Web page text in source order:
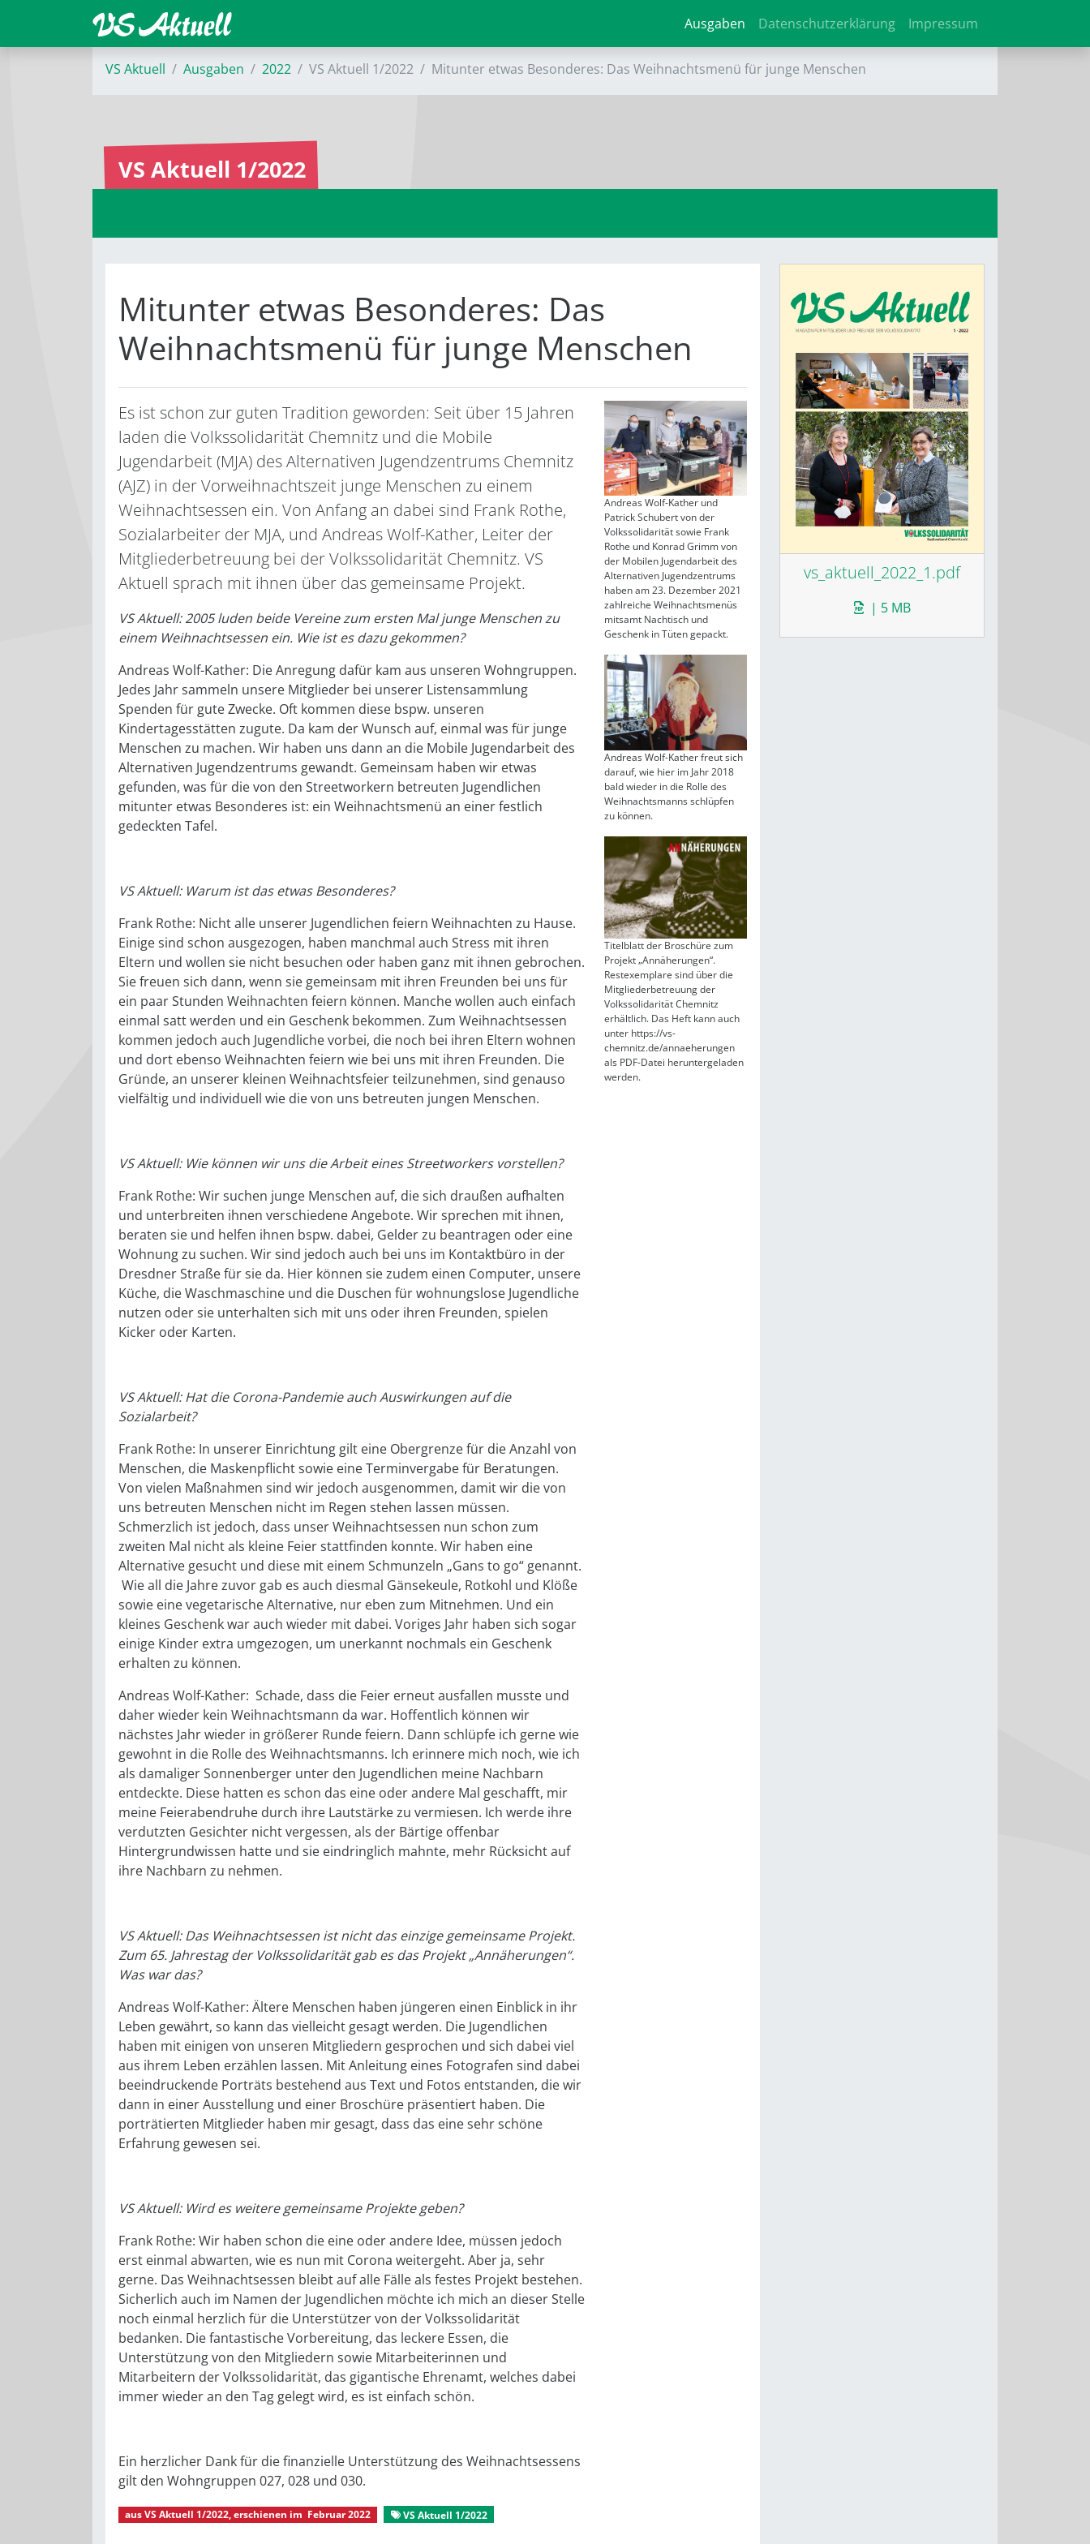
Ausgaben Datenschutzerklärung Impressum
VS Aktuell Ausgaben 2022 VS Aktuell 1/2022 Mitunter etwas Besonderes: Das Weihnachtsmenü für junge Menschen
VS Aktuell 1/2022
vs_aktuell_2022_1.pdf
| 5 MB
Mitunter etwas Besonderes: Das
Weihnachtsmenü für junge Menschen
Es ist schon zur guten Tradition geworden: Seit über 15 Jahren
laden die Volkssolidarität Chemnitz und die Mobile
Jugendarbeit (MJA) des Alternativen Jugendzentrums Chemnitz
(AJZ) in der Vorweihnachtszeit junge Menschen zu einem
Weihnachtsessen ein. Von Anfang an dabei sind Frank Rothe,
Sozialarbeiter der MJA, und Andreas Wolf-Kather, Leiter der
Mitgliederbetreuung bei der Volkssolidarität Chemnitz. VS
Aktuell sprach mit ihnen über das gemeinsame Projekt.
VS Aktuell: 2005 luden beide Vereine zum ersten Mal junge Menschen zu
einem Weihnachtsessen ein. Wie ist es dazu gekommen?
Andreas Wolf-Kather: Die Anregung dafür kam aus unseren Wohngruppen.
Jedes Jahr sammeln unsere Mitglieder bei unserer Listensammlung
Spenden für gute Zwecke. Oft kommen diese bspw. unseren
Kindertagesstätten zugute. Da kam der Wunsch auf, einmal was für junge
Menschen zu machen. Wir haben uns dann an die Mobile Jugendarbeit des
Alternativen Jugendzentrums gewandt. Gemeinsam haben wir etwas
gefunden, was für die von den Streetworkern betreuten Jugendlichen
mitunter etwas Besonderes ist: ein Weihnachtsmenü an einer festlich
gedeckten Tafel.
VS Aktuell: Warum ist das etwas Besonderes?
Frank Rothe: Nicht alle unserer Jugendlichen feiern Weihnachten zu Hause.
Einige sind schon ausgezogen, haben manchmal auch Stress mit ihren
Eltern und wollen sie nicht besuchen oder haben ganz mit ihnen gebrochen.
Sie freuen sich dann, wenn sie gemeinsam mit ihren Freunden bei uns für
ein paar Stunden Weihnachten feiern können. Manche wollen auch einfach
einmal satt werden und ein Geschenk bekommen. Zum Weihnachtsessen
kommen jedoch auch Jugendliche vorbei, die noch bei ihren Eltern wohnen
und dort ebenso Weihnachten feiern wie bei uns mit ihren Freunden. Die
Gründe, an unserer kleinen Weihnachtsfeier teilzunehmen, sind genauso
vielfältig und individuell wie die von uns betreuten jungen Menschen.
VS Aktuell: Wie können wir uns die Arbeit eines Streetworkers vorstellen?
Frank Rothe: Wir suchen junge Menschen auf, die sich draußen aufhalten
und unterbreiten ihnen verschiedene Angebote. Wir sprechen mit ihnen,
beraten sie und helfen ihnen bspw. dabei, Gelder zu beantragen oder eine
Wohnung zu suchen. Wir sind jedoch auch bei uns im Kontaktbüro in der
Dresdner Straße für sie da. Hier können sie zudem einen Computer, unsere
Küche, die Waschmaschine und die Duschen für wohnungslose Jugendliche
nutzen oder sie unterhalten sich mit uns oder ihren Freunden, spielen
Kicker oder Karten.
VS Aktuell: Hat die Corona-Pandemie auch Auswirkungen auf die
Sozialarbeit?
Frank Rothe: In unserer Einrichtung gilt eine Obergrenze für die Anzahl von
Menschen, die Maskenpflicht sowie eine Terminvergabe für Beratungen.
Von vielen Maßnahmen sind wir jedoch ausgenommen, damit wir die von
uns betreuten Menschen nicht im Regen stehen lassen müssen.
Schmerzlich ist jedoch, dass unser Weihnachtsessen nun schon zum
zweiten Mal nicht als kleine Feier stattfinden konnte. Wir haben eine
Alternative gesucht und diese mit einem Schmunzeln „Gans to go“ genannt.
Wie all die Jahre zuvor gab es auch diesmal Gänsekeule, Rotkohl und Klöße
sowie eine vegetarische Alternative, nur eben zum Mitnehmen. Und ein
kleines Geschenk war auch wieder mit dabei. Voriges Jahr haben sich sogar
einige Kinder extra umgezogen, um unerkannt nochmals ein Geschenk
erhalten zu können.
Andreas Wolf-Kather: Schade, dass die Feier erneut ausfallen musste und
daher wieder kein Weihnachtsmann da war. Hoffentlich können wir
nächstes Jahr wieder in größerer Runde feiern. Dann schlüpfe ich gerne wie
gewohnt in die Rolle des Weihnachtsmanns. Ich erinnere mich noch, wie ich
als damaliger Sonnenberger unter den Jugendlichen meine Nachbarn
entdeckte. Diese hatten es schon das eine oder andere Mal geschafft, mir
meine Feierabendruhe durch ihre Lautstärke zu vermiesen. Ich werde ihre
verdutzten Gesichter nicht vergessen, als der Bärtige offenbar
Hintergrundwissen hatte und sie eindringlich mahnte, mehr Rücksicht auf
ihre Nachbarn zu nehmen.
VS Aktuell: Das Weihnachtsessen ist nicht das einzige gemeinsame Projekt.
Zum 65. Jahrestag der Volkssolidarität gab es das Projekt „Annäherungen“.
Was war das?
Andreas Wolf-Kather: Ältere Menschen haben jüngeren einen Einblick in ihr
Leben gewährt, so kann das vielleicht gesagt werden. Die Jugendlichen
haben mit einigen von unseren Mitgliedern gesprochen und sich dabei viel
aus ihrem Leben erzählen lassen. Mit Anleitung eines Fotografen sind dabei
beeindruckende Porträts bestehend aus Text und Fotos entstanden, die wir
dann in einer Ausstellung und einer Broschüre präsentiert haben. Die
porträtierten Mitglieder haben mir gesagt, dass das eine sehr schöne
Erfahrung gewesen sei.
VS Aktuell: Wird es weitere gemeinsame Projekte geben?
Frank Rothe: Wir haben schon die eine oder andere Idee, müssen jedoch
erst einmal abwarten, wie es nun mit Corona weitergeht. Aber ja, sehr
gerne. Das Weihnachtsessen bleibt auf alle Fälle als festes Projekt bestehen.
Sicherlich auch im Namen der Jugendlichen möchte ich mich an dieser Stelle
noch einmal herzlich für die Unterstützer von der Volkssolidarität
bedanken. Die fantastische Vorbereitung, das leckere Essen, die
Unterstützung von den Mitgliedern sowie Mitarbeiterinnen und
Mitarbeitern der Volkssolidarität, das gigantische Ehrenamt, welches dabei
immer wieder an den Tag gelegt wird, es ist einfach schön.
Ein herzlicher Dank für die finanzielle Unterstützung des Weihnachtsessens
gilt den Wohngruppen 027, 028 und 030.
Andreas Wolf-Kather und
Patrick Schubert von der
Volkssolidarität sowie Frank
Rothe und Konrad Grimm von
der Mobilen Jugendarbeit des
Alternativen Jugendzentrums
haben am 23. Dezember 2021
zahlreiche Weihnachtsmenüs
mitsamt Nachtisch und
Geschenk in Tüten gepackt.
Andreas Wolf-Kather freut sich
darauf, wie hier im Jahr 2018
bald wieder in die Rolle des
Weihnachtsmanns schlüpfen
zu können.
Titelblatt der Broschüre zum
Projekt „Annäherungen“.
Restexemplare sind über die
Mitgliederbetreuung der
Volkssolidarität Chemnitz
erhältlich. Das Heft kann auch
unter https://vs-
chemnitz.de/annaeherungen
als PDF-Datei heruntergeladen
werden.
ausVS Aktuell 1/2022, erschienen im Februar 2022 VS Aktuell 1/2022